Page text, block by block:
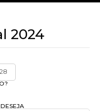
2024
28